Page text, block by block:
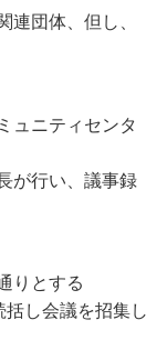
連団体、但し、
ュニティセンタ
行い、議事録
りとする
し会議を招集し